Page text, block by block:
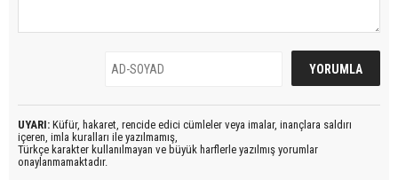
UYARI: Küfür, hakaret, rencide edici cümleler veya imalar, inançlara saldırı
içeren, imla kuralları ile yazılmamış,
Türkçe karakter kullanılmayan ve büyük harflerle yazılmış yorumlar
onaylanmamaktadır.